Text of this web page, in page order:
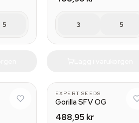
5 3 5
EXPERT SEEDS
Gorilla SFV OG
488,95 kr